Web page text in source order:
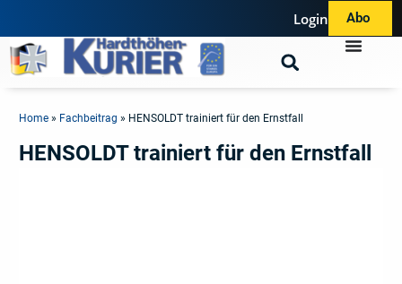
Login Abo
Home » Fachbeitrag » HENSOLDT trainiert für den Ernstfall
HENSOLDT trainiert für den Ernstfall